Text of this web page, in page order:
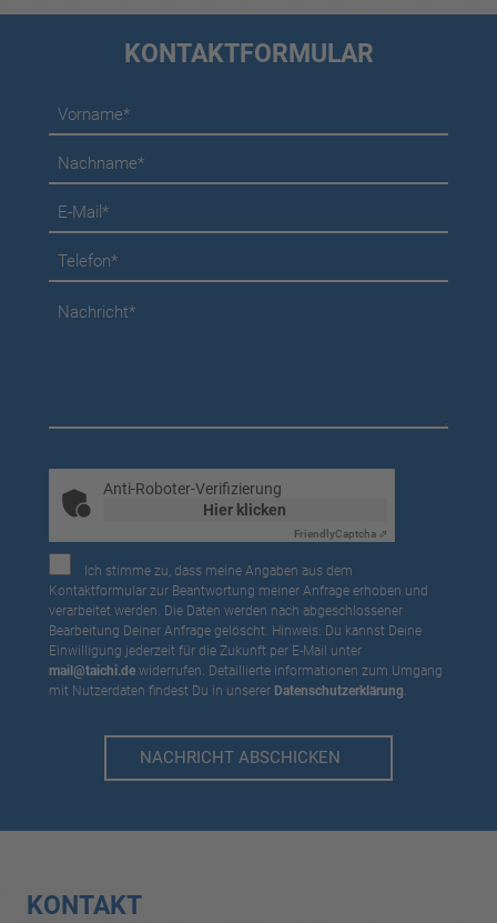
KONTAKTFORMULAR
Anti-Roboter-Verifizierung
Hier klicken
FriendlyCaptcha ⇗
Ich stimme zu, dass meine Angaben aus dem
Kontaktformular zur Beantwortung meiner Anfrage erhoben und
verarbeitet werden. Die Daten werden nach abgeschlossener
Bearbeitung Deiner Anfrage gelöscht. Hinweis: Du kannst Deine
Einwilligung jederzeit für die Zukunft per E-Mail unter
mail@taichi.dewiderrufen. Detaillierte Informationen zum Umgang
mit Nutzerdaten findest Du in unserer Datenschutzerklärung.
NACHRICHT ABSCHICKEN
KONTAKT